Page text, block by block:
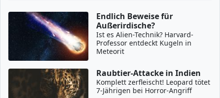
Endlich Beweise für
Außerirdische?
Ist es Alien-Technik? Harvard-
Professor entdeckt Kugeln in
Meteorit
Raubtier-Attacke in Indien
Komplett zerfleischt! Leopard tötet
7-Jährigen bei Horror-Angriff